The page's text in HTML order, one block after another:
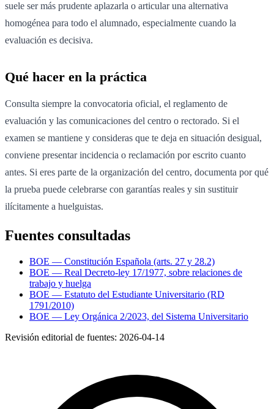
suele ser más prudente aplazarla o articular una alternativa
homogénea para todo el alumnado, especialmente cuando la
evaluación es decisiva.
Qué hacer en la práctica
Consulta siempre la convocatoria oficial, el reglamento de
evaluación y las comunicaciones del centro o rectorado. Si el
examen se mantiene y consideras que te deja en situación desigual,
conviene presentar incidencia o reclamación por escrito cuanto
antes. Si eres parte de la organización del centro, documenta por qué
la prueba puede celebrarse con garantías reales y sin sustituir
ilícitamente a huelguistas.
Fuentes consultadas
BOE — Constitución Española (arts. 27 y 28.2)
BOE — Real Decreto-ley 17/1977, sobre relaciones de
trabajo y huelga
BOE — Estatuto del Estudiante Universitario (RD
1791/2010)
BOE — Ley Orgánica 2/2023, del Sistema Universitario
Revisión editorial de fuentes: 2026-04-14